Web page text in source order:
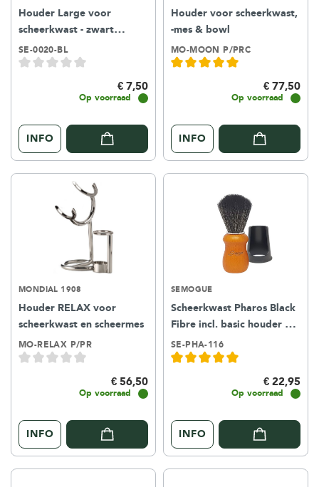
Houder Large voor
scheerkwast - zwart
kunststof
SE-0020-BL
€ 7,50
Op voorraad
INFO
Houder voor scheerkwast,
-mes & bowl
MO-MOON P/PRC
€ 77,50
Op voorraad
INFO
MONDIAL 1908
Houder RELAX voor
scheerkwast en scheermes
MO-RELAX P/PR
€ 56,50
Op voorraad
INFO
SEMOGUE
Scheerkwast Pharos Black
Fibre incl. basic houder –
yellow
SE-PHA-116
€ 22,95
Op voorraad
INFO